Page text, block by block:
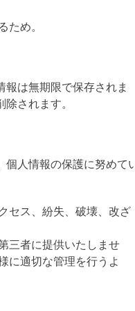
め。
は無期限で保存されま
されます。
個人情報の保護に努めて
セス、紛失、破壊、改ざ
三者に提供いたしませ
に適切な管理を行うよ